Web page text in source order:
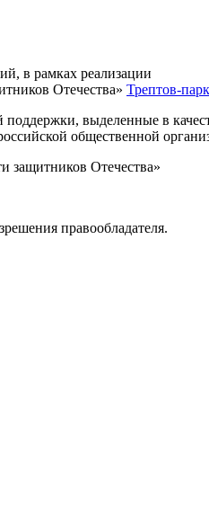
в рамках реализации
Отечества» Трептов-
поддержки, выделенные в
общественной
защитников Отечества»
правообладателя.